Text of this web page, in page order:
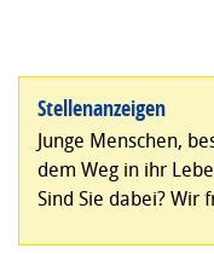
Stellenanzeigen
Junge Menschen,
dem Weg in ihr
Sind Sie dabei? Wir